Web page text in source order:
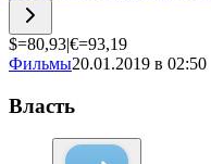
$=80,93|€=93,19
Фильмы20.01.2019 в 02:50
Власть